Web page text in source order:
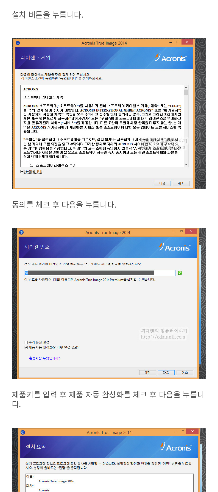
설치 버튼을 누릅니다.
동의를 체크 후 다음을 누릅니다.
제품키를 입력 후 제품 자동 활성화를 체크 후 다음을 누릅니
다.